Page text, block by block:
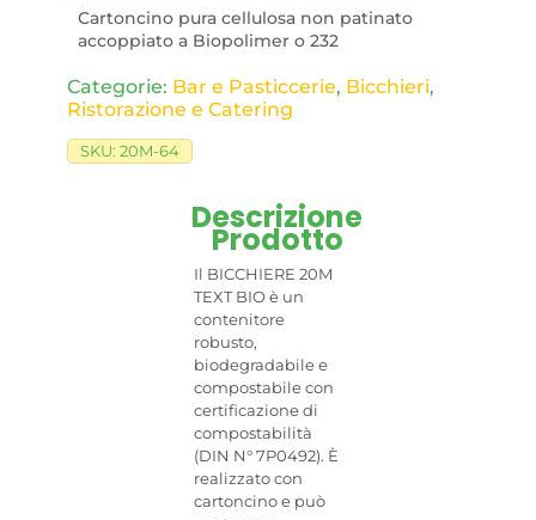
Cartoncino pura cellulosa non patinato
accoppiato a Biopolimer o 232
Categorie: Bar e Pasticcerie, Bicchieri,
Ristorazione e Catering
SKU: 20M-64
Descrizione
Prodotto
Il BICCHIERE 20M
TEXT BIO è un
contenitore
robusto,
biodegradabile e
compostabile con
certificazione di
compostabilità
(DIN N° 7P0492). È
realizzato con
cartoncino e può